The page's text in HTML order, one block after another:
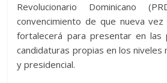
Revolucionario Dominicano
convencimiento de que nueva
fortalecerá para presentar en las
candidaturas propias en los niveles
y presidencial.